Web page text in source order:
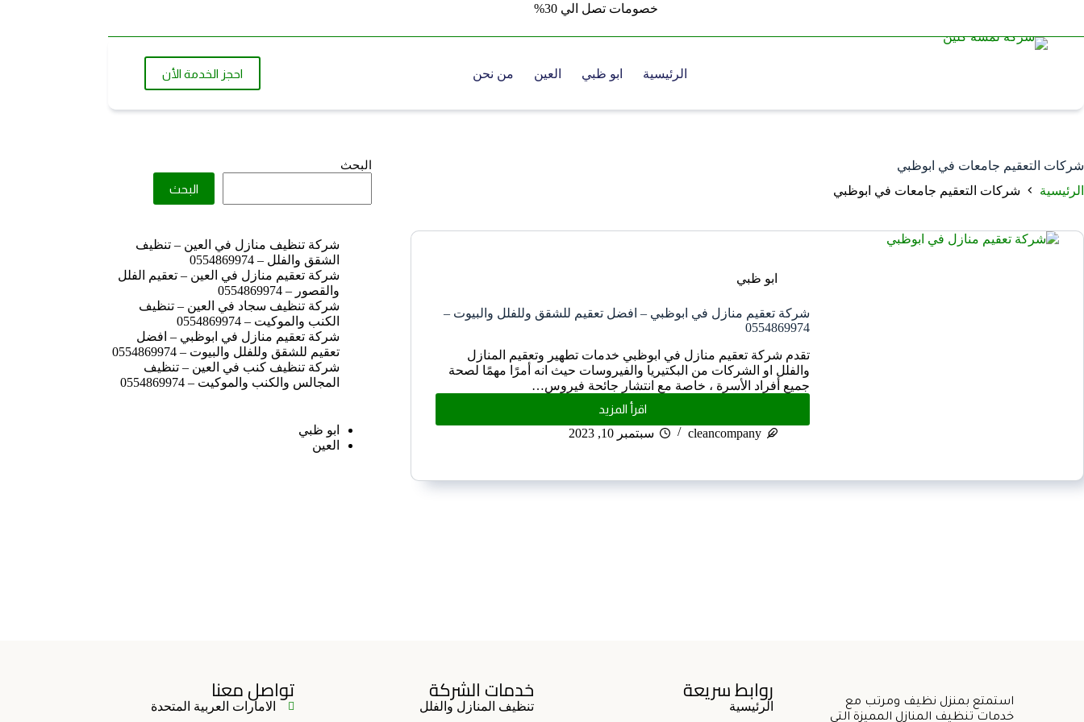
خصومات تصل الي 30%
الرئيسية ابو ظبي العين من نحن احجز الخدمة الأن
شركات التعقيم جامعات في ابوظبي
الرئيسية
شركات التعقيم جامعات في ابوظبي
ابو ظبي
شركة تعقيم منازل في ابوظبي – افضل تعقيم للشقق وللفلل والبيوت –
0554869974
تقدم شركة تعقيم منازل في ابوظبي خدمات تطهير وتعقيم المنازل
والفلل او الشركات من البكتيريا والفيروسات حيث انه أمرًا مهمًا لصحة
جميع أفراد الأسرة ، خاصة مع انتشار جائحة فيروس…
اقرأ المزيد
cleancompany
سبتمبر 10, 2023
البحث
البحث
شركة تنظيف منازل في العين – تنظيف
الشقق والفلل – 0554869974
شركة تعقيم منازل في العين – تعقيم الفلل
والقصور – 0554869974
شركة تنظيف سجاد في العين – تنظيف
الكنب والموكيت – 0554869974
شركة تعقيم منازل في ابوظبي – افضل
تعقيم للشقق وللفلل والبيوت – 0554869974
شركة تنظيف كنب في العين – تنظيف
المجالس والكنب والموكيت – 0554869974
ابو ظبي
العين
استمتع بمنزل نظيف ومرتب مع
خدمات تنظيف المنازل المميزة التي
روابط سريعة
الرئيسية خدمات الشركة
تنظيف المنازل والفلل تواصل معنا
الامارات العربية المتحدة